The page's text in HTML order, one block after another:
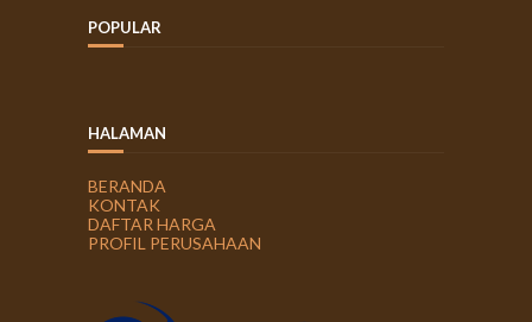
POPULAR
HALAMAN
BERANDA
KONTAK
DAFTAR HARGA
PROFIL PERUSAHAAN